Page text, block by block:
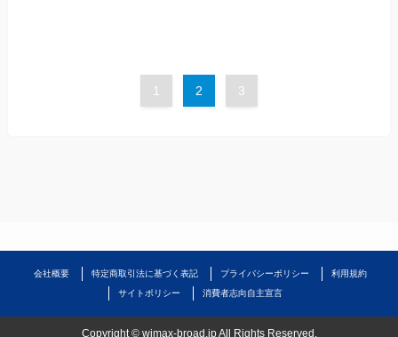
1 2 3
会社概要 特定商取引法に基づく表記 プライバシーポリシー
利用規約
サイトポリシー
消費者志向自主宣言
©wimax-broad.jp All Rights Reserved.